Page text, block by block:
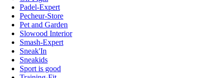
Padel-Expert
Pecheur-Store
Pet and Garden
Slowood Interior
Smash-Expert
Sneak'In
Sneakids
Sport is good